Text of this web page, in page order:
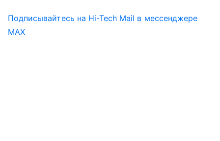
Подписывайтесь на Hi-Tech Mail в мессенджере
MAX